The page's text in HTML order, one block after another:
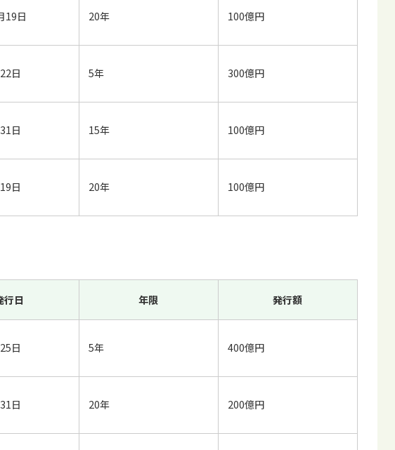
19日 20年 100億円
日 5年 300億円
日 15年 100億円
日 20年 100億円
行日 年限 発行額
日 5年 400億円
日 20年 200億円